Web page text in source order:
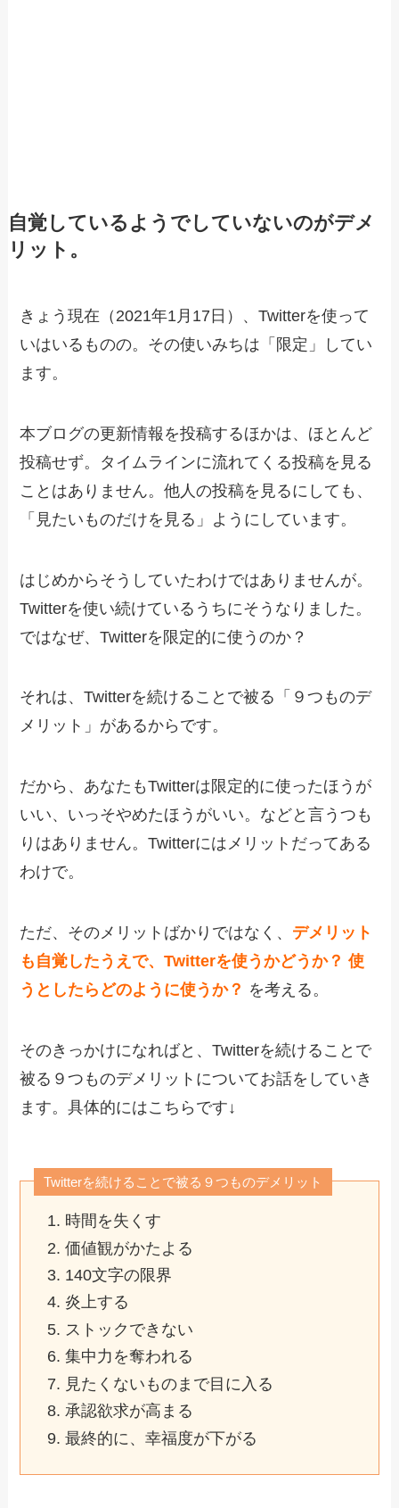
自覚しているようでしていないのがデメ
リット。
きょう現在（2021年1月17日）、Twitterを使って
いはいるものの。その使いみちは「限定」してい
ます。
本ブログの更新情報を投稿するほかは、ほとんど
投稿せず。タイムラインに流れてくる投稿を見る
ことはありません。他人の投稿を見るにしても、
「見たいものだけを見る」ようにしています。
はじめからそうしていたわけではありませんが。
Twitterを使い続けているうちにそうなりました。
ではなぜ、Twitterを限定的に使うのか？
それは、Twitterを続けることで被る「９つものデ
メリット」があるからです。
だから、あなたもTwitterは限定的に使ったほうが
いい、いっそやめたほうがいい。などと言うつも
りはありません。Twitterにはメリットだってある
わけで。
ただ、そのメリットばかりではなく、 デメリット
も自覚したうえで、Twitterを使うかどうか？ 使
うとしたらどのように使うか？ を考える。
そのきっかけになればと、Twitterを続けることで
被る９つものデメリットについてお話をしていき
ます。具体的にはこちらです↓
Twitterを続けることで被る９つものデメリット
時間を失くす
価値観がかたよる
140文字の限界
炎上する
ストックできない
集中力を奪われる
見たくないものまで目に入る
承認欲求が高まる
最終的に、幸福度が下がる